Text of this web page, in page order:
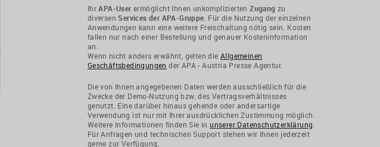
IhrAPA-User ermöglicht Ihnen unkompliziertenZugang zu
diversen Services der APA-Gruppe . Für die Nutzung der einzelnen
Anwendungen kann eine weitere Freischaltung nötig sein. Kosten
fallen nur nach einer Bestellung und genauer Kosteninformation
an.
Wenn nicht anders erwähnt, gelten dieAllgemeinen
Geschäftsbedingungen der APA - Austria Presse Agentur.
Die von Ihnen angegebenen Daten werden ausschließlich für die
Zwecke der Demo-Nutzung bzw. des Vertragsverhältnisses
genutzt. Eine darüber hinaus gehende oder andersartige
Verwendung ist nur mit Ihrer ausdrücklichen Zustimmung möglich.
Weitere Informationen finden Sie inunserer Datenschutzerklärung
Für Anfragen und technischen Support stehen wir Ihnen jederzeit
gerne zur Verfügung.